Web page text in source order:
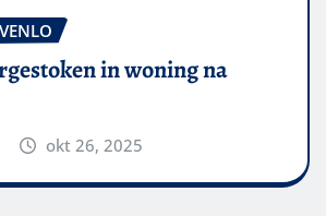
in woning na
okt 26, 2025